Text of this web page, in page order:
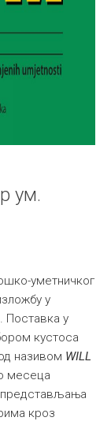
ум.
уметничког
у
Поставка у
кустоса
називом WILL
месеца
кроз